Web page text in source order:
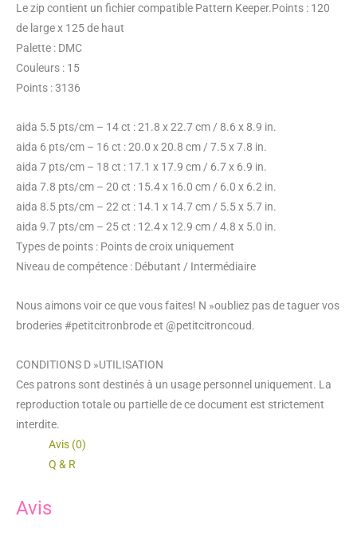
Le zip contient un fichier compatible Pattern Keeper.Points : 120
de large x 125 de haut
Palette : DMC
Couleurs : 15
Points : 3136
aida 5.5 pts/cm – 14 ct : 21.8 x 22.7 cm / 8.6 x 8.9 in.
aida 6 pts/cm – 16 ct : 20.0 x 20.8 cm / 7.5 x 7.8 in.
aida 7 pts/cm – 18 ct : 17.1 x 17.9 cm / 6.7 x 6.9 in.
aida 7.8 pts/cm – 20 ct : 15.4 x 16.0 cm / 6.0 x 6.2 in.
aida 8.5 pts/cm – 22 ct : 14.1 x 14.7 cm / 5.5 x 5.7 in.
aida 9.7 pts/cm – 25 ct : 12.4 x 12.9 cm / 4.8 x 5.0 in.
Types de points : Points de croix uniquement
Niveau de compétence : Débutant / Intermédiaire
Nous aimons voir ce que vous faites! N »oubliez pas de taguer vos
broderies #petitcitronbrode et @petitcitroncoud.
CONDITIONS D »UTILISATION
Ces patrons sont destinés à un usage personnel uniquement. La
reproduction totale ou partielle de ce document est strictement
interdite.
Avis (0)
Q & R
Avis